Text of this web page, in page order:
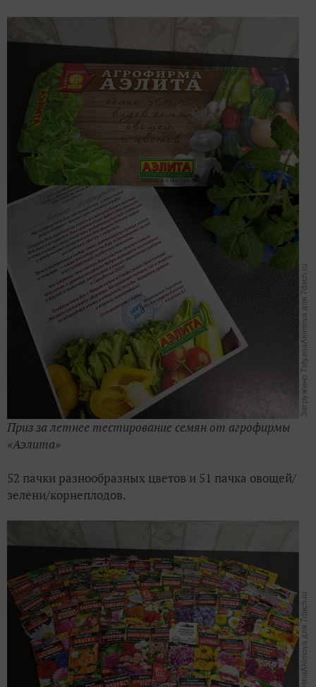
Приз за летнее тестирование семян от агрофирмы
«Аэлита»
52 пачки разнообразных цветов и 51 пачка овощей/
зелени/корнеплодов.